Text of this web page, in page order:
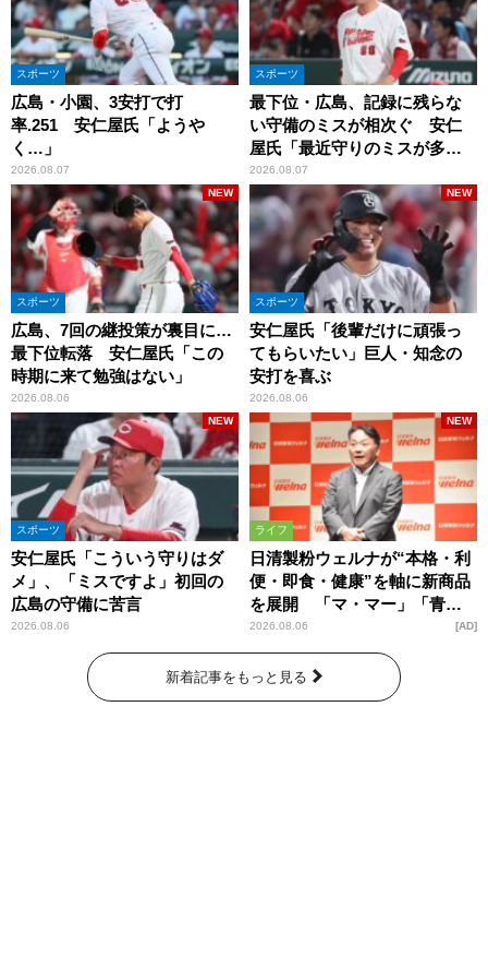
スポーツ
広島・小園、3安打で打
率.251 安仁屋氏「ようや
く…」
2026.08.07
スポーツ
最下位・広島、記録に残らな
い守備のミスが相次ぐ 安仁
屋氏「最近守りのミスが多
い」
2026.08.07
スポーツ
広島、7回の継投策が裏目に…
最下位転落 安仁屋氏「この
時期に来て勉強はない」
2026.08.06
NEW
スポーツ
安仁屋氏「後輩だけに頑張っ
てもらいたい」巨人・知念の
安打を喜ぶ
2026.08.06
NEW
スポーツ
安仁屋氏「こういう守りはダ
メ」、「ミスですよ」初回の
広島の守備に苦言
2026.08.06
NEW
ライフ
日清製粉ウェルナが“本格・利
便・即食・健康”を軸に新商品
を展開 「マ・マー」「青の
洞窟」ブランドを強化
2026.08.06
NEW
AD
新着記事をもっと見る